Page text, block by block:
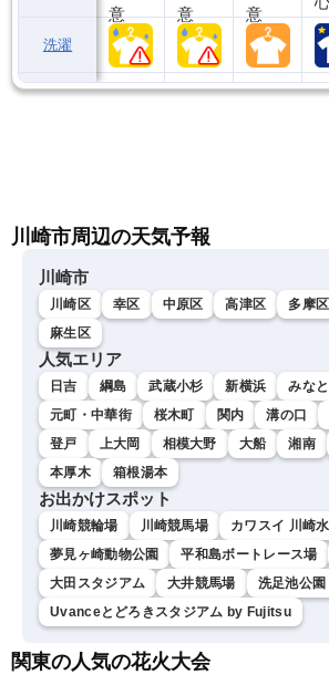
洗濯
川崎市周辺の天気予報
川崎市
川崎区 幸区 中原区 高津区 多摩区
麻生区
人気エリア
日吉 綱島 武蔵小杉 新横浜 みな
元町・中華街
桜木町 関内 溝の口
登戸
上大岡 相模大野 大船 湘南
本厚木
箱根湯本
お出かけスポット
川崎競輪場 川崎競馬場
カワスイ 川崎
夢見ヶ崎動物公園
平和島ボートレース場
大田スタジアム
大井競馬場
洗足池公園
Uvanceとどろきスタジアム by Fujitsu
関東の人気の花火大会